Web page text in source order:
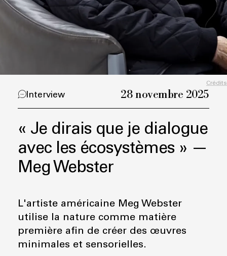
Crédits
Interview 28 novembre 2025
« Je dirais que je dialogue
avec les écosystèmes » —
Meg Webster
L'artiste américaine Meg Webster
utilise la nature comme matière
première afin de créer des œuvres
minimales et sensorielles.